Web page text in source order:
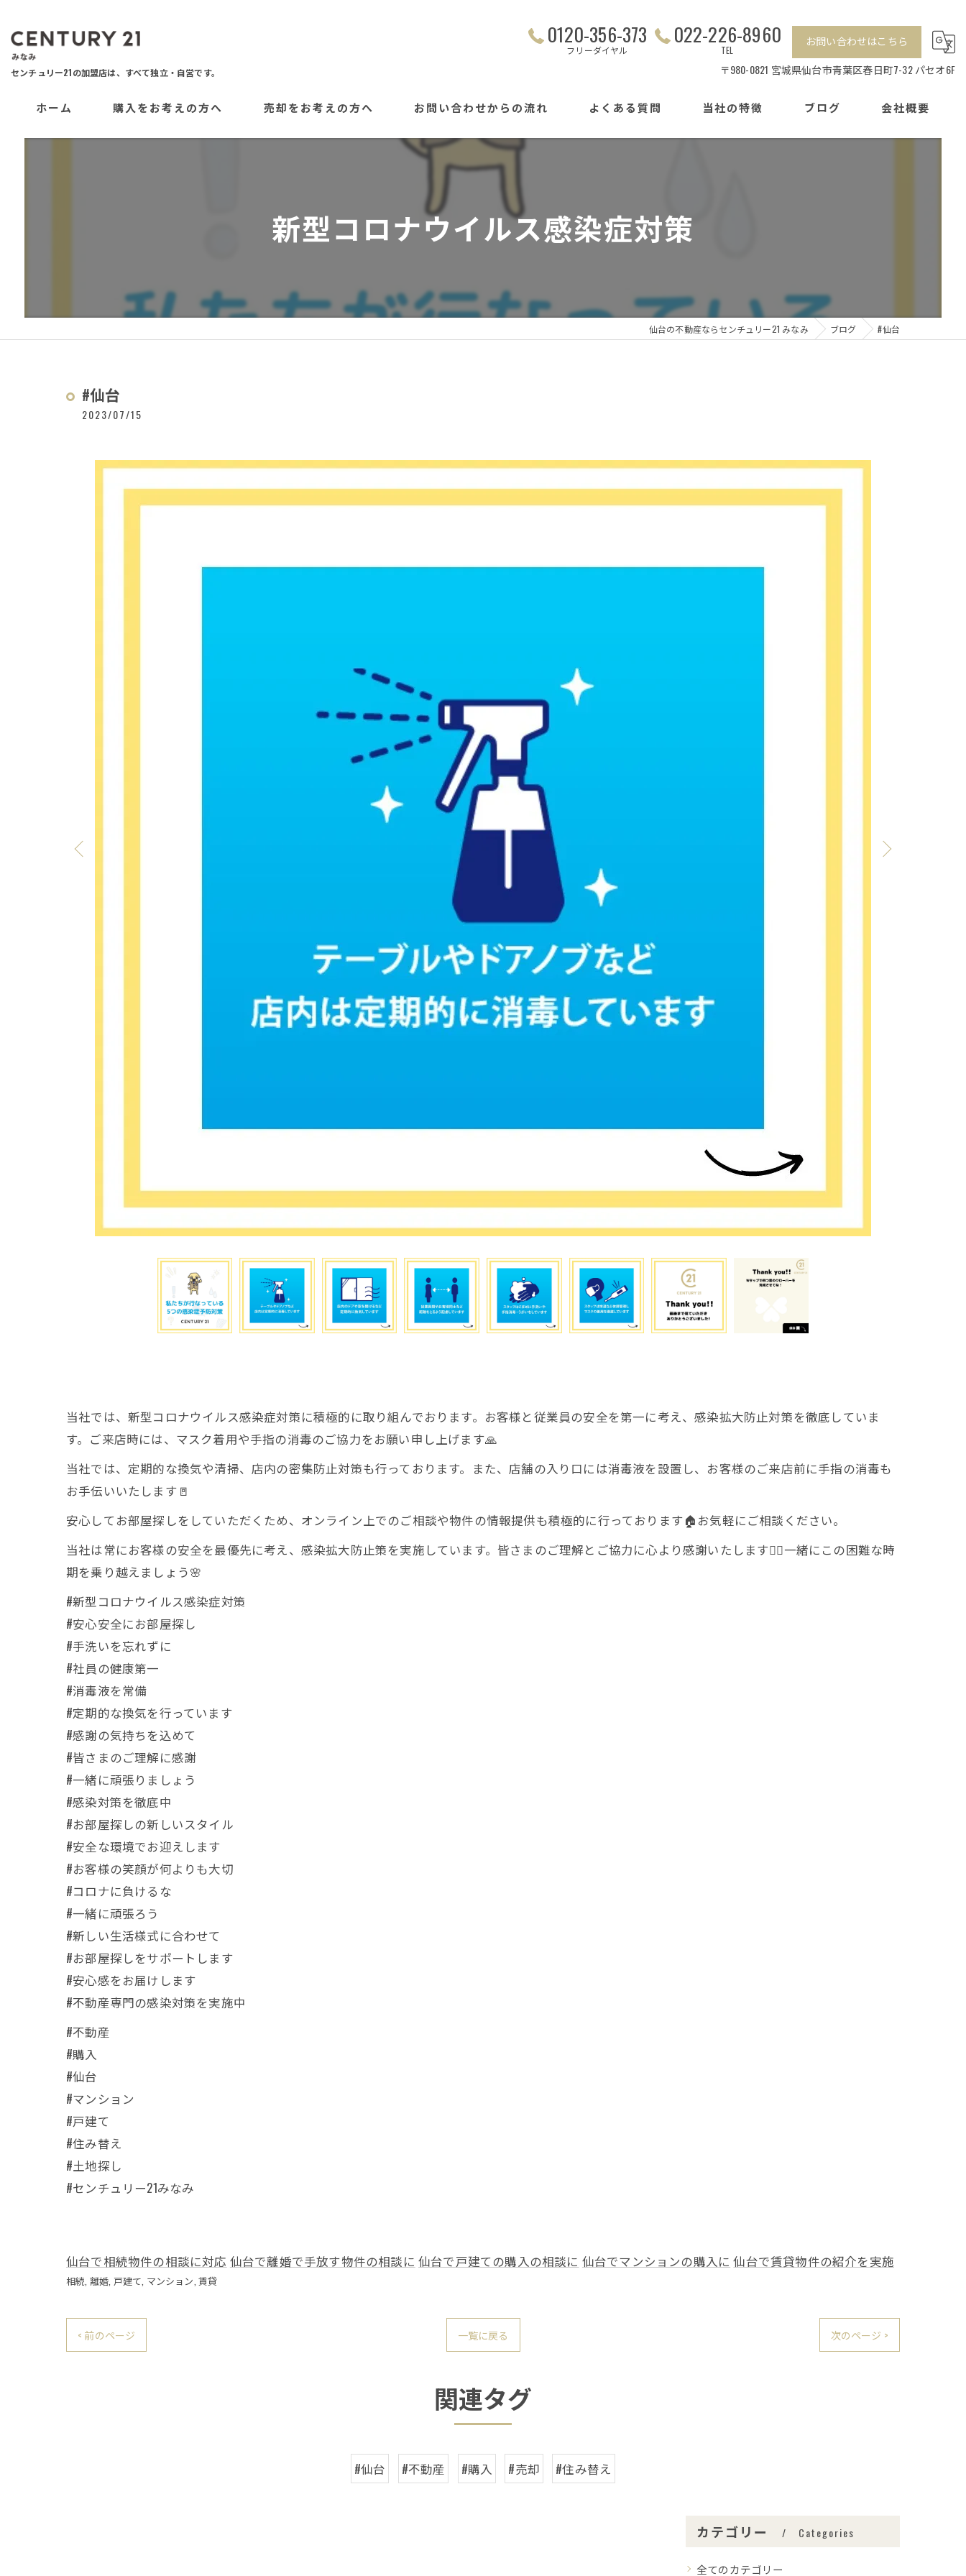
0120-356-373
フリーダイヤル
022-226-8960
TEL
お問い合わせはこちら
〒980-0821 宮城県仙台市青葉区春日町7-32 パセオ6F
ホーム 購入をお考えの方へ 売却をお考えの方へ お問い合わせからの流れ よくある質問 当社の特徴 ブログ 会社概要
新型コロナウイルス感染症対策
仙台の不動産ならセンチュリー21 みなみ ブログ #仙台
#仙台
2023/07/15
当社では、新型コロナウイルス感染症対策に積極的に取り組んでおります。お客様と従業員の安全を第一に考え、感染拡大防止対策を徹底していま
す。ご来店時には、マスク着用や手指の消毒のご協力をお願い申し上げます🙏
当社では、定期的な換気や清掃、店内の密集防止対策も行っております。また、店舗の入り口には消毒液を設置し、お客様のご来店前に手指の消毒も
お手伝いいたします🚪
安心してお部屋探しをしていただくため、オンライン上でのご相談や物件の情報提供も積極的に行っております🏠お気軽にご相談ください。
当社は常にお客様の安全を最優先に考え、感染拡大防止策を実施しています。皆さまのご理解とご協力に心より感謝いたします🙇‍♀️一緒にこの困難な時
期を乗り越えましょう🌸
#新型コロナウイルス感染症対策
#安心安全にお部屋探し
#手洗いを忘れずに
#社員の健康第一
#消毒液を常備
#定期的な換気を行っています
#感謝の気持ちを込めて
#皆さまのご理解に感謝
#一緒に頑張りましょう
#感染対策を徹底中
#お部屋探しの新しいスタイル
#安全な環境でお迎えします
#お客様の笑顔が何よりも大切
#コロナに負けるな
#一緒に頑張ろう
#新しい生活様式に合わせて
#お部屋探しをサポートします
#安心感をお届けします
#不動産専門の感染対策を実施中
#不動産
#購入
#仙台
#マンション
#戸建て
#住み替え
#土地探し
#センチュリー21みなみ
仙台で相続物件の相談に対応 仙台で離婚で手放す物件の相談に 仙台で戸建ての購入の相談に 仙台でマンションの購入に 仙台で賃貸物件の紹介を実施
相続 離婚 戸建て マンション 賃貸
< 前のページ 一覧に戻る 次のページ >
関連タグ
#仙台 #不動産 #購入 #売却 #住み替え
カテゴリー Categories
全てのカテゴリー